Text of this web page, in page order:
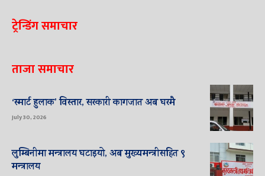
ट्रेन्डिंग समाचार
ताजा समाचार
‘स्मार्ट हुलाक’ विस्तार, सरकारी कागजात अब घरमै
July 30, 2026
लुम्बिनीमा मन्त्रालय घटाइयो, अब मुख्यमन्त्रीसहित ९
मन्त्रालय